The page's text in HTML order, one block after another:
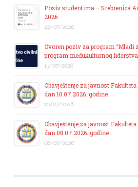
Poziv studentima – Srebrenica
2026
22/07/2026
Ovoren poziv za program “Mladi
program međukulturnog
13/07/2026
Obavještenje za javnost
dan 10.07.2026. godine
10/07/2026
Obavještenje za javnost
dan 08.07.2026. godine
08/07/2026